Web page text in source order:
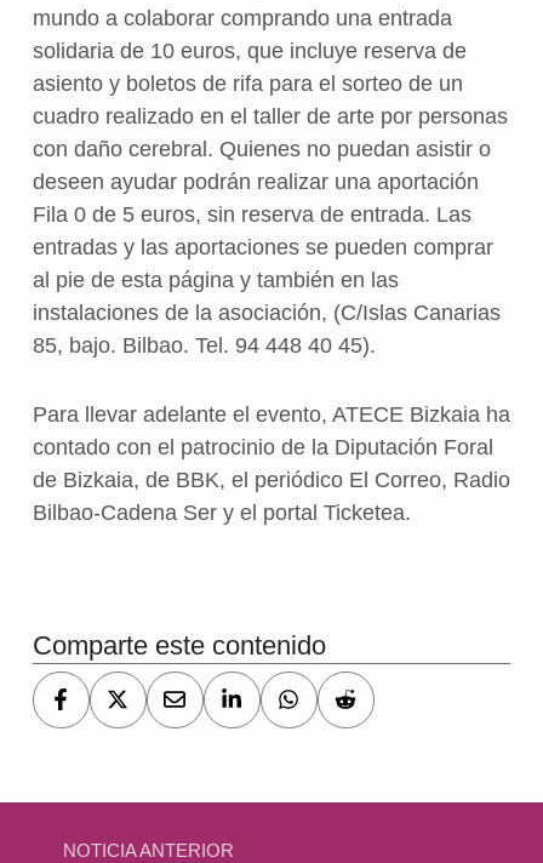
mundo a colaborar comprando una entrada
solidaria de 10 euros, que incluye reserva de
asiento y boletos de rifa para el sorteo de un
cuadro realizado en el taller de arte por personas
con daño cerebral. Quienes no puedan asistir o
deseen ayudar podrán realizar una aportación
Fila 0 de 5 euros, sin reserva de entrada. Las
entradas y las aportaciones se pueden comprar
al pie de esta página y también en las
instalaciones de la asociación, (C/Islas Canarias
85, bajo. Bilbao. Tel. 94 448 40 45).
Para llevar adelante el evento, ATECE Bizkaia ha
contado con el patrocinio de la Diputación Foral
de Bizkaia, de BBK, el periódico El Correo, Radio
Bilbao-Cadena Ser y el portal Ticketea.
Comparte este contenido
Navegación de entradas
NOTICIA ANTERIOR